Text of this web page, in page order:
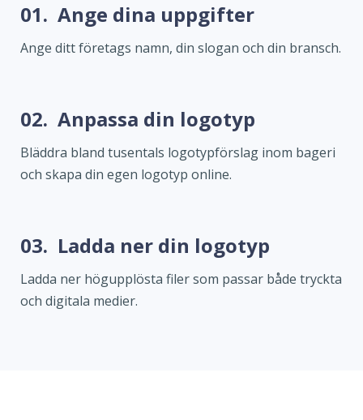
01. Ange dina uppgifter
Ange ditt företags namn, din slogan och din bransch.
02. Anpassa din logotyp
Bläddra bland tusentals logotypförslag inom bageri
och skapa din egen logotyp online.
03. Ladda ner din logotyp
Ladda ner högupplösta filer som passar både tryckta
och digitala medier.